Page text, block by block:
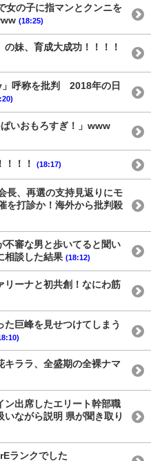
女の子に指マンとクンニを
(18:25)
の妹、育成大成功！！！！
呼称を批判 2018年の日
いおもろすぎ！」www
！！！ (18:17)
長、再選の支持見返りにモ
を打診か！海外から批判殺
不審な男と歩いてると聞い
相談した結果 (18:12)
リーナと初共創！なにわ筋
た巨峰を見せつけてしまう
キララ、全盛期の全裸ナマ
ン出席したエリート幹部職
ながら説明 県が聞き取り
ランクでした